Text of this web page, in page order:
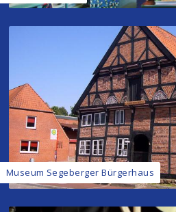
Museum Segeberger Bürgerhaus